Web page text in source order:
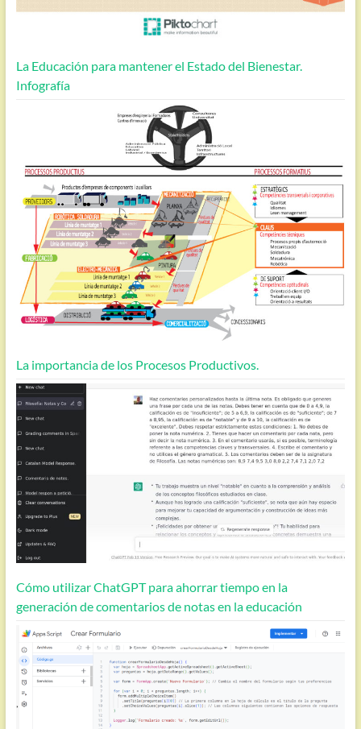
La Educación para mantener el Estado del Bienestar.
Infografía
La importancia de los Procesos Productivos.
Cómo utilizar ChatGPT para ahorrar tiempo en la
generación de comentarios de notas en la educación